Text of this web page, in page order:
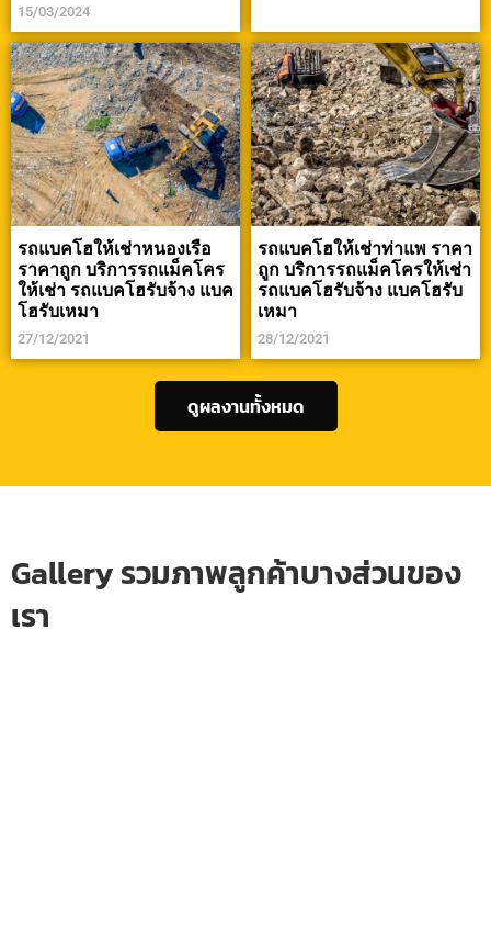
15/03/2024
รถแบคโฮให้เช่าหนองเรือ
ราคาถูก บริการรถแม็คโคร
ให้เช่า รถแบคโฮรับจ้าง แบค
โฮรับเหมา
27/12/2021
รถแบคโฮให้เช่าท่าแพ ราคา
ถูก บริการรถแม็คโครให้เช่า
รถแบคโฮรับจ้าง แบคโฮรับ
เหมา
28/12/2021
ดูผลงานทั้งหมด
Gallery รวมภาพลูกค้าบางส่วนของ
เรา